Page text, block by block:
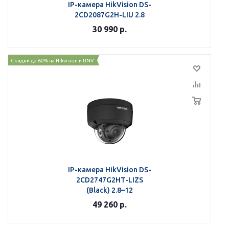
IP-камера HikVision DS-
2CD2087G2H-LIU 2.8
30 990 р.
Скидки до 60% на Hikvision и UNV
IP-камера HikVision DS-
2CD2747G2HT-LIZS
(Black) 2.8–12
49 260 р.